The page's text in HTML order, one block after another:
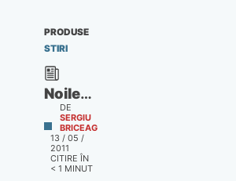
PRODUSE
STIRI
Noile
notebook-
uri
Acer
Aspire
DE
SERGIU
BRICEAG
13 / 05 /
2011
CITIRE ÎN
< 1 MINUT